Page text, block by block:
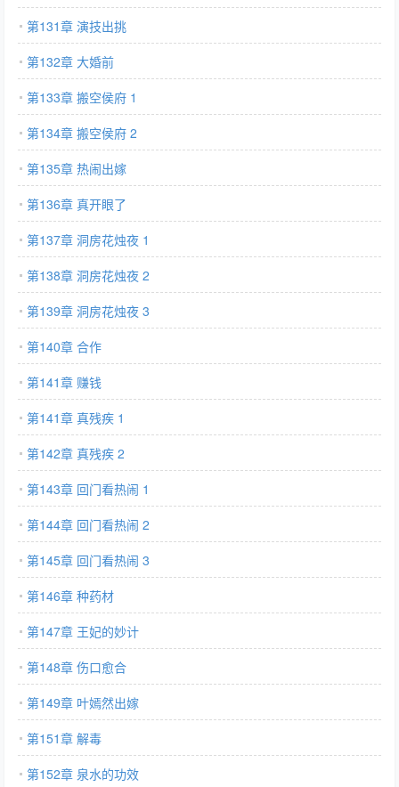
第131章 演技出挑
第132章 大婚前
第133章 搬空侯府 1
第134章 搬空侯府 2
第135章 热闹出嫁
第136章 真开眼了
第137章 洞房花烛夜 1
第138章 洞房花烛夜 2
第139章 洞房花烛夜 3
第140章 合作
第141章 赚钱
第141章 真残疾 1
第142章 真残疾 2
第143章 回门看热闹 1
第144章 回门看热闹 2
第145章 回门看热闹 3
第146章 种药材
第147章 王妃的妙计
第148章 伤口愈合
第149章 叶嫣然出嫁
第151章 解毒
第152章 泉水的功效